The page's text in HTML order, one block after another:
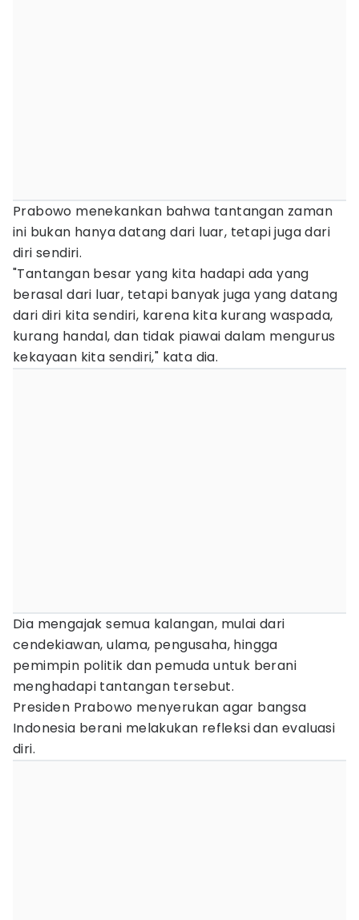
Prabowo menekankan bahwa tantangan zaman
ini bukan hanya datang dari luar, tetapi juga dari
diri sendiri.
"Tantangan besar yang kita hadapi ada yang
berasal dari luar, tetapi banyak juga yang datang
dari diri kita sendiri, karena kita kurang waspada,
kurang handal, dan tidak piawai dalam mengurus
kekayaan kita sendiri," kata dia.
Dia mengajak semua kalangan, mulai dari
cendekiawan, ulama, pengusaha, hingga
pemimpin politik dan pemuda untuk berani
menghadapi tantangan tersebut.
Presiden Prabowo menyerukan agar bangsa
Indonesia berani melakukan refleksi dan evaluasi
diri.